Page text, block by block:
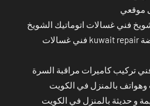
موقعي
فني غسالات اتوماتيك الشويخ
صيانة غسالة ملابس النهضة kuwait repair فني غسالات
تركيب كاميرات مراقبة السرة
وهواتف بالمنزل في الكويت
و حديثة بالمنزل في الكويت